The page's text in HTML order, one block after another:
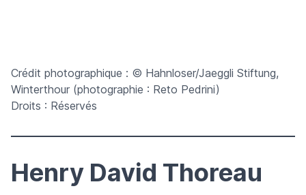
Crédit photographique : © Hahnloser/Jaeggli Stiftung,
Winterthour (photographie : Reto Pedrini)
Droits : Réservés
Henry David Thoreau